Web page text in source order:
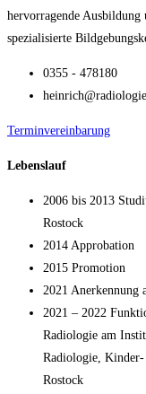
hervorragende Ausbildung
spezialisierte
0355 - 478180
Terminvereinbarung
Lebenslauf
2006 bis 2013
Rostock
2014 Approbation
2015 Promotion
2021 Anerkennung
2021 – 2022
Radiologie am
Radiologie,
Rostock